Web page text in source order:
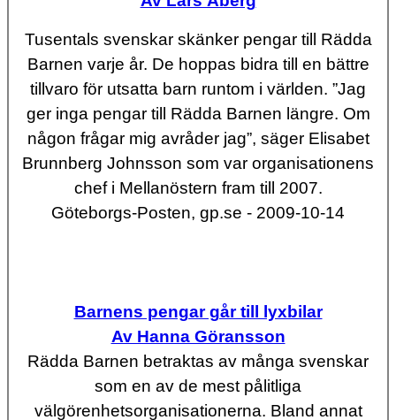
Tusentals svenskar skänker pengar till Rädda
Barnen varje år. De hoppas bidra till en bättre
tillvaro för utsatta barn runtom i världen. ”Jag
ger inga pengar till Rädda Barnen längre. Om
någon frågar mig avråder jag”, säger Elisabet
Brunnberg Johnsson som var organisationens
chef i Mellanöstern fram till 2007.
Göteborgs-Posten, gp.se - 2009-10-14
Barnens pengar går till lyxbilar
Av Hanna Göransson
Rädda Barnen betraktas av många svenskar
som en av de mest pålitliga
välgörenhetsorganisationerna. Bland annat